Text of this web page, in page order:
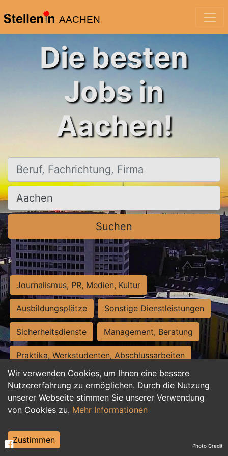
AACHEN
Wir verwenden Cookies, um Ihnen eine bessere
Nutzererfahrung zu ermöglichen. Durch die Nutzung
unserer Webseite stimmen Sie unserer Verwendung
von Cookies zu. Mehr Informationen
Zustimmen
Die besten
Jobs in
Aachen!
Beruf, Fachrichtung, Firma
Ort, Stadt
Suchen
Journalismus, PR, Medien, Kultur
Ausbildungsplätze Sonstige Dienstleistungen
Sicherheitsdienste Management, Beratung
Praktika, Werkstudenten, Abschlussarbeiten
Personalwesen Assistenz, Sekretariat
Hilfskräfte, Aushilfs- und Nebenjobs
Weiterbildung, Studium, duale Ausbildung Photo Credit